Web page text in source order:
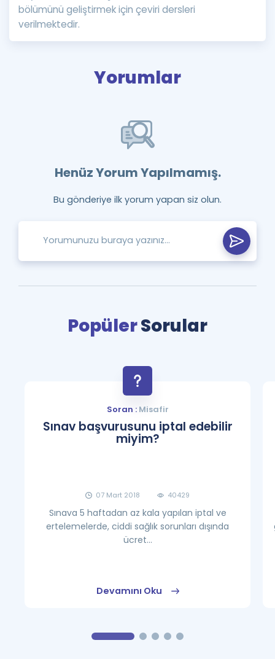
bölümünü geliştirmek için çeviri dersleri
verilmektedir.
Yorumlar
Henüz Yorum Yapılmamış.
Bu gönderiye ilk yorum yapan siz olun.
PopülerSorular
Soran :Misafir
Sınav başvurusunu iptal edebilir
miyim?
07 Mart 2018 40429
Sınava 5 haftadan az kala yapılan iptal ve
ertelemelerde, ciddi sağlık sorunları dışında
ücret...
Devamını Oku